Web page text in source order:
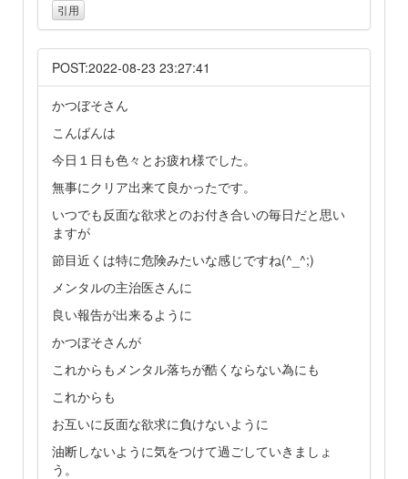
引用
POST:2022-08-23 23:27:41
かつぼそさん
こんばんは
今日１日も色々とお疲れ様でした。
無事にクリア出来て良かったです。
いつでも反面な欲求とのお付き合いの毎日だと思い
ますが
節目近くは特に危険みたいな感じですね(^_^;)
メンタルの主治医さんに
良い報告が出来るように
かつぼそさんが
これからもメンタル落ちが酷くならない為にも
これからも
お互いに反面な欲求に負けないように
油断しないように気をつけて過ごしていきましょ
う。